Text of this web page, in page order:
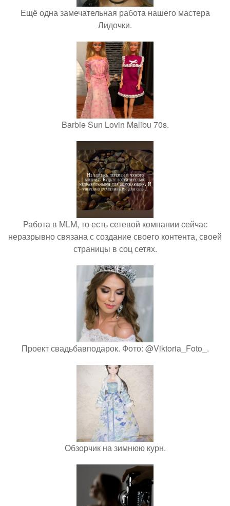
Ещё одна замечательная работа нашего мастера
Лидочки.
Barbie Sun Lovin Malibu 70s.
Работа в MLM, то есть сетевой компании сейчас
неразрывно связана с создание своего контента, своей
страницы в соц сетях.
Проект свадьбавподарок. Фото: @Viktoria_Foto_.
Обзорчик на зимнюю курн.